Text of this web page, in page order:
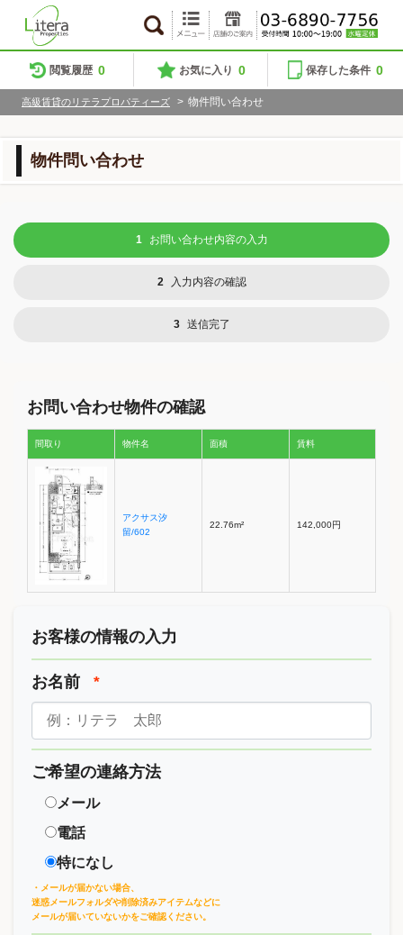
閲覧履歴 0 お気に入り 0 保存した条件 0
高級賃貸のリテラプロパティーズ > 物件問い合わせ
物件問い合わせ
1 お問い合わせ内容の入力
2 入力内容の確認
3 送信完了
お問い合わせ物件の確認
間取り 物件名 面積 賃料
アクサス汐
留/602
22.76m² 142,000円
お客様の情報の入力
お名前 *
ご希望の連絡方法
メール
電話
特になし
・メールが届かない場合、
迷惑メールフォルダや削除済みアイテムなどに
メールが届いていないかをご確認ください。